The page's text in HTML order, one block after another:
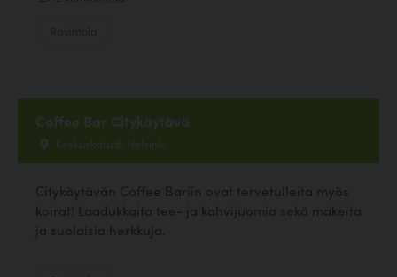
Coffee Bar Citykäytävä
Keskuskatu 6, Helsinki
Citykäytävän Coffee Bariin ovat tervetulleita myös
koirat! Laadukkaita tee- ja kahvijuomia sekä makeita
ja suolaisia herkkuja.